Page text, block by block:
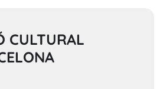
CULTURAL